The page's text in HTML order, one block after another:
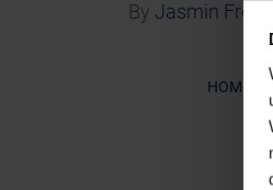
By Jasmin
HOME